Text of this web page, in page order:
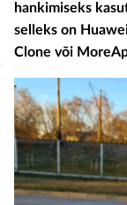
hankimiseks
selleks on
Clone või